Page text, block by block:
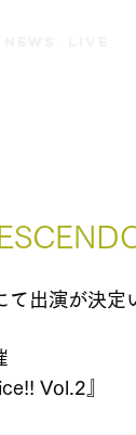
出演が決定
Vol.2』